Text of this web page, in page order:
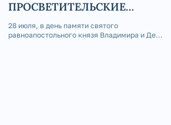
ПРОСВЕТИТЕЛЬСКИЕ
РУСИ В АШИНСКОМ
БЛАГОЧИНИИ
28 июля, в день памяти святого
равноапостольного князя Владимира и День